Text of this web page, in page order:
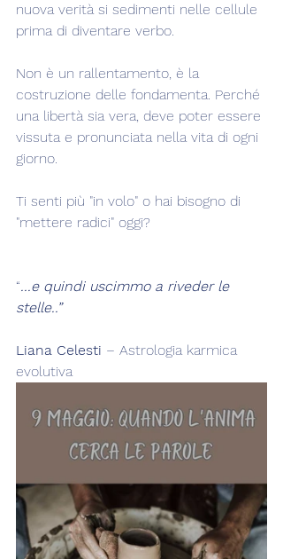
nuova verità si sedimenti nelle cellule
prima di diventare verbo.
Non è un rallentamento, è la
costruzione delle fondamenta. Perché
una libertà sia vera, deve poter essere
vissuta e pronunciata nella vita di ogni
giorno.
Ti senti più "in volo" o hai bisogno di
"mettere radici" oggi?
“...e quindi uscimmo a riveder le
stelle..”
Liana Celesti – Astrologia karmica
evolutiva